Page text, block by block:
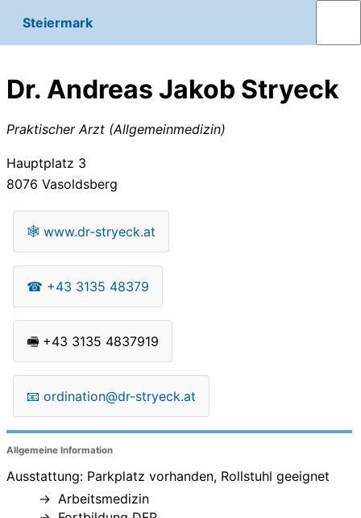
Steiermark
Dr. Andreas Jakob Stryeck
Praktischer Arzt (Allgemeinmedizin)
Hauptplatz 3
8076 Vasoldsberg
🕸 www.dr-stryeck.at
☎ +43 3135 48379
🖷 +43 3135 4837919
📧 ordination@dr-stryeck.at
Allgemeine Information
Ausstattung: Parkplatz vorhanden, Rollstuhl geeignet
Arbeitsmedizin